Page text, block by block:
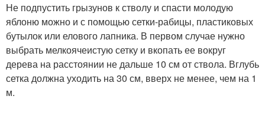
Не подпустить грызунов к стволу и спасти молодую
яблоню можно и с помощью сетки-рабицы, пластиковых
бутылок или елового лапника. В первом случае нужно
выбрать мелкоячеистую сетку и вкопать ее вокруг
дерева на расстоянии не дальше 10 см от ствола. Вглубь
сетка должна уходить на 30 см, вверх не менее, чем на 1
м.